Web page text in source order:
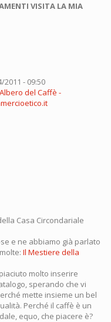
VISITA LA MIA
2011 - 09:50
Casa Circondariale
e ne abbiamo già parlato
Il Mestiere della
molto inserire
sperando che vi
mette insieme un bel
Perché il caffè è un
equo, che piacere è?